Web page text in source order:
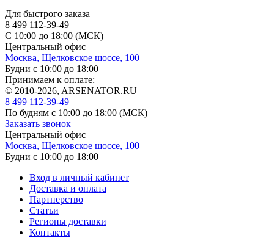
Для быстрого заказа
8 499 112-39-49
С 10:00 до 18:00 (МСК)
Центральный офис
Москва, Щелковское шоссе, 100
Будни с 10:00 до 18:00
Принимаем к оплате:
© 2010-2026, ARSENATOR.RU
8 499 112-39-49
По будням с 10:00 до 18:00 (МСК)
Заказать звонок
Центральный офис
Москва, Щелковское шоссе, 100
Будни с 10:00 до 18:00
Вход в личный кабинет
Доставка и оплата
Партнерство
Статьи
Регионы доставки
Контакты